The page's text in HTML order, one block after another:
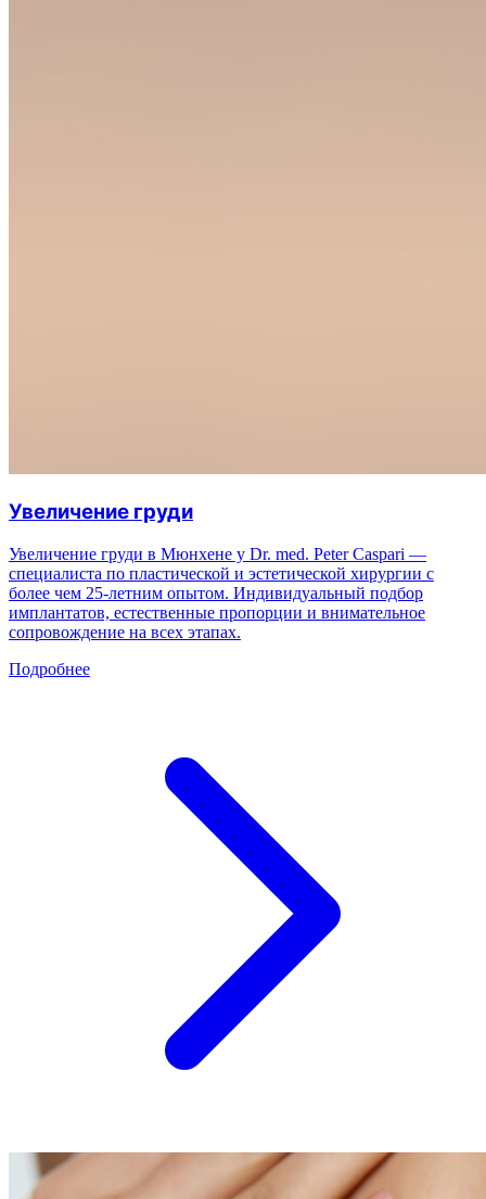
Увеличение груди
Увеличение груди в Мюнхене у Dr. med. Peter Caspari —
специалиста по пластической и эстетической хирургии с
более чем 25-летним опытом. Индивидуальный подбор
имплантатов, естественные пропорции и внимательное
сопровождение на всех этапах.
Подробнее